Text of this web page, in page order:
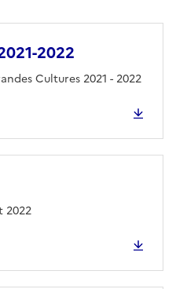
2022
Cultures 2021 - 2022
2022